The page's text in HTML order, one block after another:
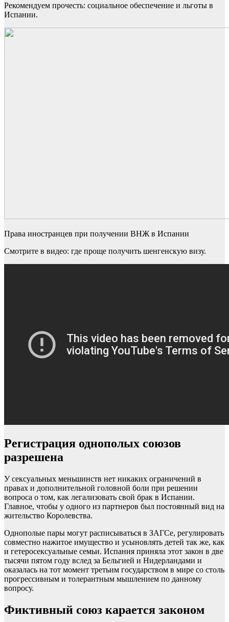
Рекомендуем прочесть: социальное обеспечение и льготы в
Испании.
Права иностранцев при получении ВНЖ в Испании
Смотрите в видео: где проще получить шенгенскую визу.
Регистрация однополых союзов
разрешена
У сексуальных меньшинств нет никаких ограничений в
правах и дополнительной головной боли при решении
вопроса о том, как легализовать свой брак в Испании.
Главное, чтобы у одного из партнеров был постоянный вид на
жительство Королевства.
Однополые пары могут расписываться в ЗАГСе, регулировать
совместно нажитое имущество и усыновлять детей так же, как
и гетеросексуальные семьи. Испания приняла этот закон в две
тысячи пятом году вслед за Бельгией и Нидерландами и
оказалась на тот момент третьим государством в мире со столь
прогрессивным и толерантным мышлением по данному
вопросу.
Фиктивный союз карается законом